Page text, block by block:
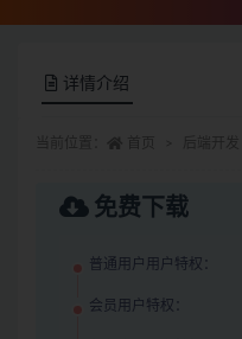
详情介绍
免费下载
普通用户用户特权：
会员用户特权：